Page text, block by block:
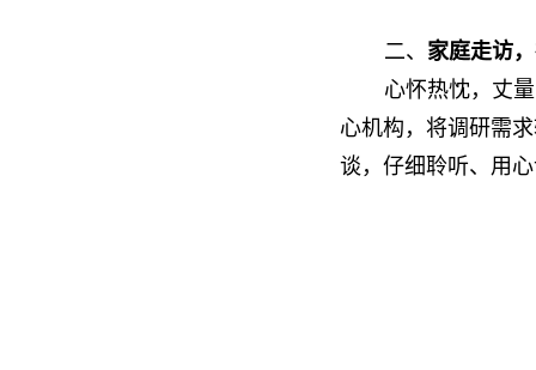
二、 家庭走访
心怀热忱，丈
心机构，将调研需
谈，仔细聆听、用